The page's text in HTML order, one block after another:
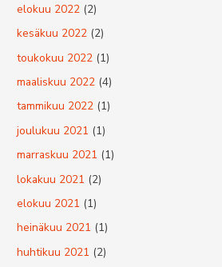
elokuu 2022 (2)
kesäkuu 2022 (2)
toukokuu 2022 (1)
maaliskuu 2022 (4)
tammikuu 2022 (1)
joulukuu 2021 (1)
marraskuu 2021 (1)
lokakuu 2021 (2)
elokuu 2021 (1)
heinäkuu 2021 (1)
huhtikuu 2021 (2)